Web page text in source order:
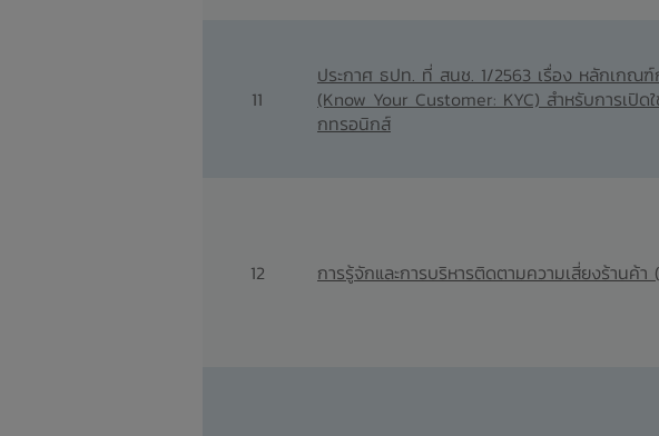
11
ประกาศ ธปท. ที่ สนช. 1/2563 เรื่อง หลักเกณฑ์
(Know Your Customer: KYC) สำหรับการเปิด
กทรอนิกส์
12 การรู้จักและการบริหารติดตามความเสี่ยงร้านค้า